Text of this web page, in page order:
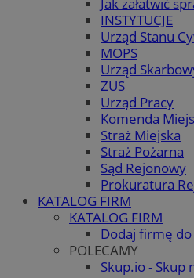
INSTYTUCJE
Urząd Stanu
MOPS
Urząd
ZUS
Urząd Pracy
Komenda
Straż Miejska
Straż Pożarna
Sąd Rejonowy
Prokuratura
KATALOG FIRM
KATALOG FIRM
Dodaj firmę
POLECAMY
Skup.io - Skup